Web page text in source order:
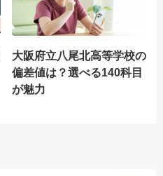
大阪府立八尾北高等学校の
偏差値は？選べる140科目
が魅力